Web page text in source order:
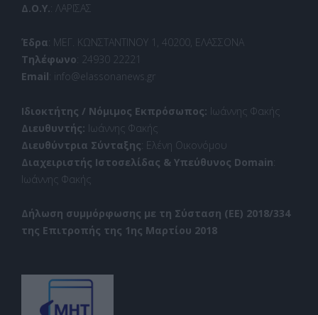
Δ.Ο.Υ.: ΛΑΡΙΣΑΣ
Έδρα: ΜΕΓ. ΚΩΝΣΤΑΝΤΙΝΟΥ 1, 40200, ΕΛΑΣΣΟΝΑ
Τηλέφωνο: 24930 22221
Email: info@elassonanews.gr
Ιδιοκτήτης / Νόμιμος Εκπρόσωπος: Ιωάννης Φακής
Διευθυντής: Ιωάννης Φακής
Διευθύντρια Σύνταξης: Ελένη Οικονόμου
Διαχειριστής Ιστοσελίδας & Υπεύθυνος Domain:
Ιωάννης Φακής
Δήλωση συμμόρφωσης με τη Σύσταση (ΕΕ) 2018/334
της Επιτροπής της 1ης Μαρτίου 2018